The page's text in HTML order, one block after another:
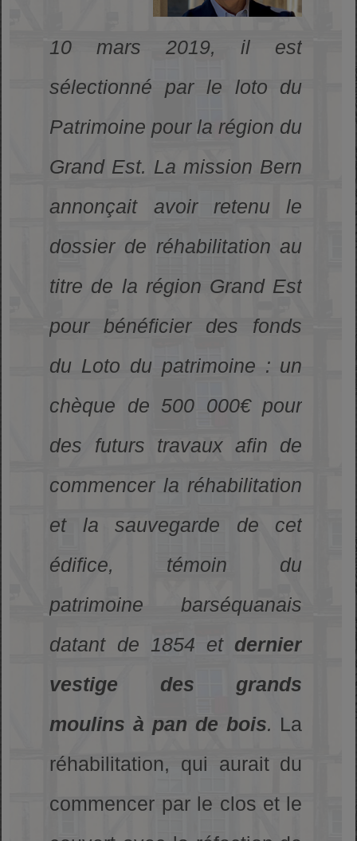
10 mars 2019, il est
sélectionné par le loto du
Patrimoine pour la région du
Grand Est. La mission Bern
annonçait avoir retenu le
dossier de réhabilitation au
titre de la région Grand Est
pour bénéficier des fonds
du Loto du patrimoine : un
chèque de 500 000€ pour
des futurs travaux afin de
commencer la réhabilitation
et la sauvegarde de cet
édifice, témoin du
patrimoine barséquanais
datant de 1854 et dernier
vestige des grands
moulins à pan de bois. La
réhabilitation, qui aurait du
commencer par le clos et le